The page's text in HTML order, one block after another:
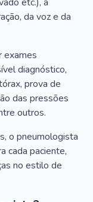
da voz e da
exames
diagnóstico,
prova de
das pressões
outros.
o pneumologista
cada paciente,
no estilo de